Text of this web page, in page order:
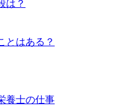
は？
とはある？
養士の仕事